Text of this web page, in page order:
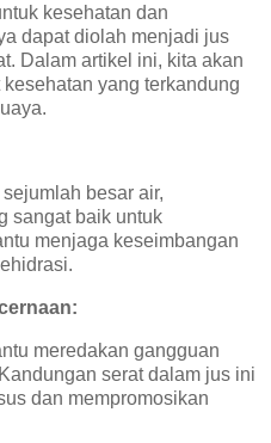
kesehatan dan
dapat diolah menjadi jus
Dalam artikel ini, kita akan
yang terkandung
besar air,
sangat baik untuk
menjaga keseimbangan
meredakan gangguan
serat dalam jus ini
dan mempromosikan